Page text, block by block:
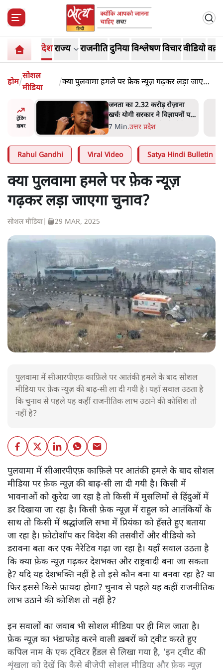
देशराज्य राजनीतिदुनियाविश्लेषणविचारवीडियो
होम/
सोशल
मीडिया
/क्या पुलवामा हमले पर फ़ेक न्यूज़ गढ़कर लड़ा जाएगा
ट्रेंडिंग
ख़बर
पर
उलटबांसीः राष्ट्र के चरित्र की मरम्मत
जारी है
11 Min.व्यंग्य/उलटबाँसी
Rahul Gandhi Viral Video Satya Hindi Bulletin
क्या पुलवामा हमले पर फ़ेक न्यूज़
गढ़कर लड़ा जाएगा चुनाव?
सोशल मीडिया 29 MAR, 2025
पुलवामा में सीआरपीएफ़ काफ़िले पर आतंकी हमले के बाद सोशल
मीडिया पर फ़ेक न्यूज़ की बाढ़-सी ला दी गयी है। यहाँ सवाल उठता है
कि चुनाव से पहले यह कहीं राजनीतिक लाभ उठाने की कोशिश तो
नहीं है?
पुलवामा में सीआरपीएफ़ काफ़िले पर आतंकी हमले के बाद सोशल
मीडिया पर फ़ेक न्यूज़ की बाढ़-सी ला दी गयी है। किसी में
भावनाओं को कुरेदा जा रहा है तो किसी में मुसलिमों से हिंदुओं में
डर दिखाया जा रहा है। किसी फ़ेक न्यूज़ में राहुल को आतंकियों के
साथ तो किसी में श्रद्धांजलि सभा में प्रियंका को हँसते हुए बताया
जा रहा है। फ़ोटोशॉप कर विदेश की तसवीरों और वीडियो को
डरावना बता कर एक नैरेटिव गढ़ा जा रहा है। यहाँ सवाल उठता है
कि क्या फ़ेक न्यूज़ गढ़कर देशभक्त और राष्ट्रवादी बना जा सकता
है? यदि यह देशभक्ति नहीं है तो इसे कौन बना या बनवा रहा है? या
फिर इससे किसे फ़ायदा होगा? चुनाव से पहले यह कहीं राजनीतिक
लाभ उठाने की कोशिश तो नहीं है?
इन सवालों का जवाब भी सोशल मीडिया पर ही मिल जाता है।
फ़ेक न्यूज़ का भंडाफोड़ करने वाली ख़बरों को ट्वीट करते हुए
कपिल नाम के एक ट्विटर हैंडल से लिखा गया है, 'इन ट्वीट की
शृंखला को देखें कि कैसे बीजेपी सोशल मीडिया और फ़ेक न्यूज़